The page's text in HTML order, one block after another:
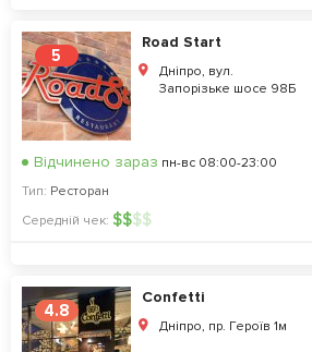
5
Road Start
Дніпро, вул.
Запорізьке шосе 98Б
Відчинено зараз пн-вс 08:00-23:00
Тип: Ресторан
Середній чек: $$$$
4.8
Confetti
Дніпро, пр. Героїв 1м